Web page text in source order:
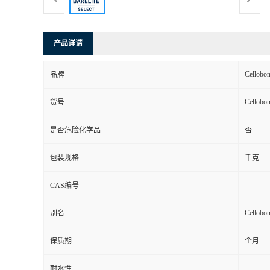
产品详请
品牌
货号
是否危险化学品 否
包装规格 千克
CAS编号
别名
保质期 个月